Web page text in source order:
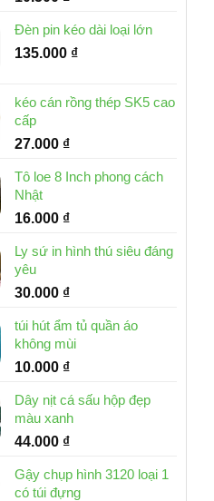
Đèn pin kéo dài loại lớn
135.000 ₫
kéo cán rồng thép SK5 cao
cấp
27.000 ₫
Tô loe 8 Inch phong cách
Nhật
16.000 ₫
Ly sứ in hình thú siêu đáng
yêu
30.000 ₫
túi hút ẩm tủ quần áo
không mùi
10.000 ₫
Dây nịt cá sấu hộp đẹp
màu xanh
44.000 ₫
Gậy chụp hình 3120 loại 1
có túi đựng